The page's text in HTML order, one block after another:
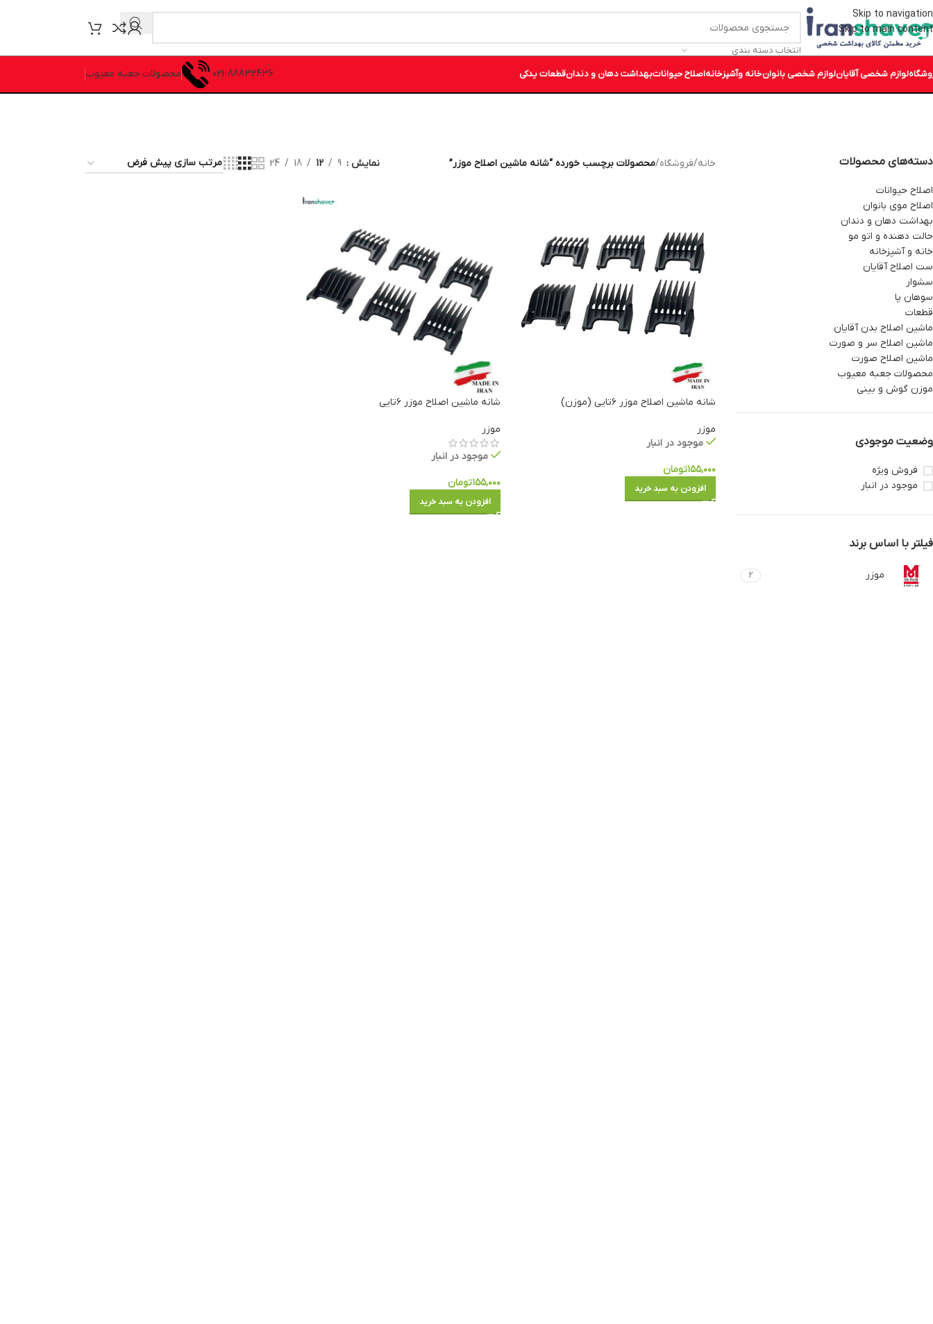
Skip to navigation
Skip to main content
انتخاب دسته بندی
لوازم شخصی آقایانلوازم شخصی بانوانخانه وآشپزخانهاصلاح حیواناتبهداشت دهان و دندانقطعات یدکی 021-88832436 محصولات جعبه معیوب
دسته‌های محصولات
اصلاح حیوانات
اصلاح موی بانوان
بهداشت دهان و دندان
حالت دهنده و اتو مو
خانه و آشپزخانه
ست اصلاح آقایان
سشوار
سوهان پا
قطعات
ماشین اصلاح بدن آقایان
ماشین اصلاح سر و صورت
ماشین اصلاح صورت
محصولات جعبه معیوب
موزن گوش و بینی
وضعیت موجودی
فروش ویژه
موجود در انبار
فیلتر با اساس برند
موزر 2
خانه/فروشگاه/محصولات برچسب خورده “شانه ماشین اصلاح موزر” نمایش 9
12
18
24
شانه ماشین اصلاح موزر ۶تایی (موزن)
موزر
موجود در انبار
۱۵۵,۰۰۰تومان
افزودن به سبد خرید
شانه ماشین اصلاح موزر ۶تایی
موزر
موجود در انبار
۱۵۵,۰۰۰تومان
افزودن به سبد خرید